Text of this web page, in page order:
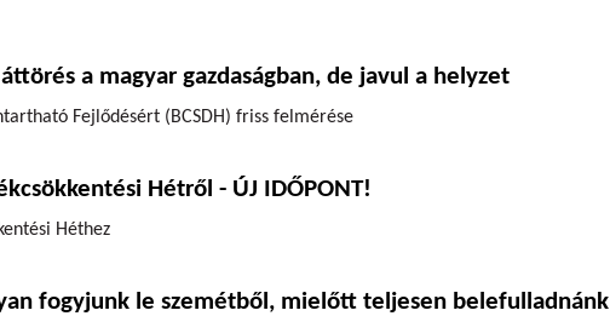
a magyar gazdaságban, de javul a helyzet
Fejlődésért (BCSDH) friss felmérése
Hétről - ÚJ IDŐPONT!
Héthez
fogyjunk le szemétből, mielőtt teljesen belefulladnánk